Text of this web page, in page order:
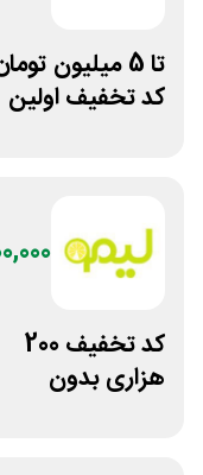
تا 5 میلیون
کد تخفیف اولین
کد تخفیف 200
هزاری بدون